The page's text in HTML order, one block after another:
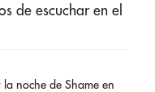
de escuchar en el
noche de Shame en